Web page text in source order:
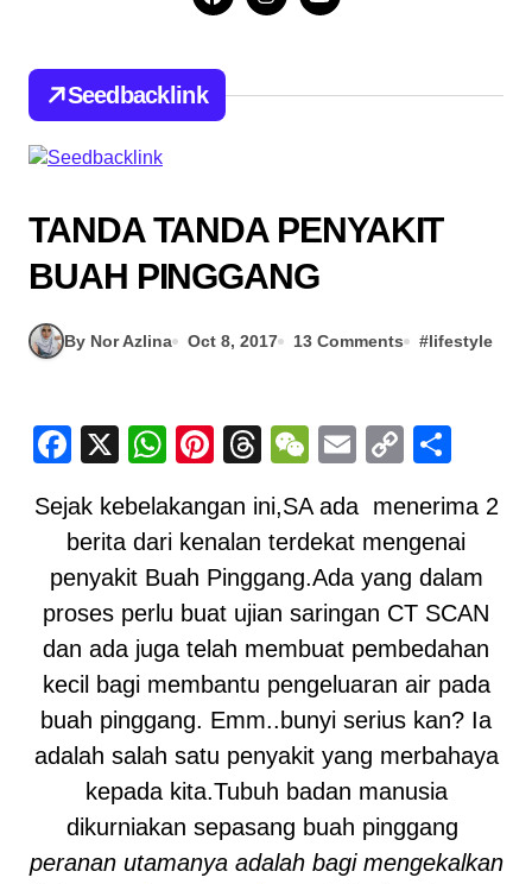
Seedbacklink
TANDA TANDA PENYAKIT
BUAH PINGGANG
By Nor Azlina Oct 8, 2017 13 Comments #lifestyle
Facebook
X WhatsApp
Pinterest
Threads
WeChat
EmailCopy
Sejak kebelakangan ini,SA ada menerima 2
berita dari kenalan terdekat mengenai
penyakit Buah Pinggang.Ada yang dalam
proses perlu buat ujian saringan CT SCAN
dan ada juga telah membuat pembedahan
kecil bagi membantu pengeluaran air pada
buah pinggang. Emm..bunyi serius kan? Ia
adalah salah satu penyakit yang merbahaya
kepada kita.Tubuh badan manusia
dikurniakan sepasang buah pinggang
peranan utamanya adalah bagi mengekalkan